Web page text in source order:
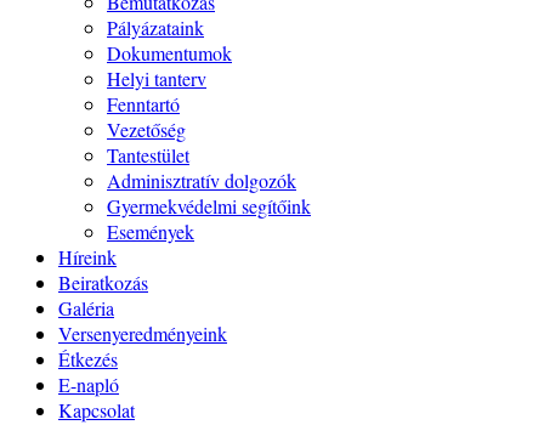
Pályázataink
Dokumentumok
Helyi tanterv
Fenntartó
Vezetőség
Tantestület
Adminisztratív dolgozók
Gyermekvédelmi segítőink
Események
Híreink
Beiratkozás
Galéria
Versenyeredményeink
Étkezés
E-napló
Kapcsolat